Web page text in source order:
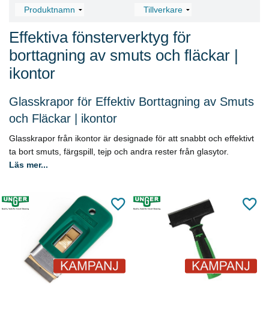
Effektiva fönsterverktyg för
borttagning av smuts och fläckar |
ikontor
Glasskrapor för Effektiv Borttagning av Smuts
och Fläckar | ikontor
Glasskrapor från ikontor är designade för att snabbt och effektivt
ta bort smuts, färgspill, tejp och andra rester från glasytor.
Läs mer...